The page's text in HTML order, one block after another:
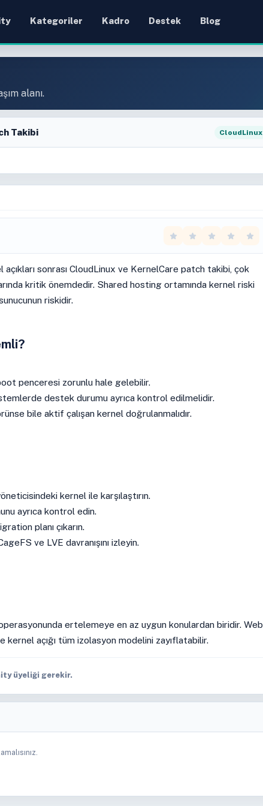
Kategoriler Kadro Destek Blog
alanı.
Takibi CloudLinux
açıkları sonrası CloudLinux ve KernelCare patch takibi, çok
kritik önemdedir. Shared hosting ortamında kernel riski
riskidir.
penceresi zorunlu hale gelebilir.
destek durumu ayrıca kontrol edilmelidir.
bile aktif çalışan kernel doğrulanmalıdır.
kernel ile karşılaştırın.
ayrıca kontrol edin.
planı çıkarın.
ve LVE davranışını izleyin.
ertelemeye en az uygun konulardan biridir. Web
kernel açığı tüm izolasyon modelini zayıflatabilir.
üyeliği gerekir.